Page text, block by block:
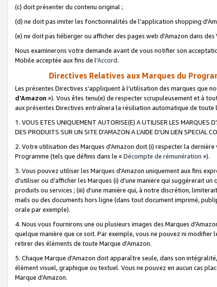
(c) doit présenter du contenu original ;
(d) ne doit pas imiter les fonctionnalités de l'application shopping
(e) ne doit pas héberger ou afficher des pages web d'Amazon dans
Nous examinerons votre demande avant de vous notifier son
Mobile acceptée aux fins de l'Accord.
Directives Relatives aux Marques du
Les présentes Directives s'appliquent à l'utilisation des marques que
d'Amazon »). Vous êtes tenu(e) de respecter scrupuleusement et à
aux présentes Directives entraînera la résiliation automatique de
1. VOUS ETES UNIQUEMENT AUTORISE(E) A UTILISER LES MARQUES
DES PRODUITS SUR UN SITE D'AMAZON A L'AIDE D'UN LIEN SPECIAL
2. Votre utilisation des Marques d'Amazon doit (i) respecter la
Programme (tels que définis dans le « Décompte de rémunération »).
3. Vous pouvez utiliser les Marques d'Amazon uniquement aux fins
d'utiliser ou d'afficher les Marques (i) d’une manière qui suggérerait
produits ou services ; (iii) d’une manière qui, à notre discrétion,
mails ou des documents hors ligne (dans tout document imprimé,
orale par exemple).
4. Nous vous fournirons une ou plusieurs images des Marques
quelque manière que ce soit. Par exemple, vous ne pouvez ni
retirer des éléments de toute Marque d'Amazon.
5. Chaque Marque d'Amazon doit apparaître seule, dans son
élément visuel, graphique ou textuel. Vous ne pouvez en aucun cas
Marque d'Amazon.